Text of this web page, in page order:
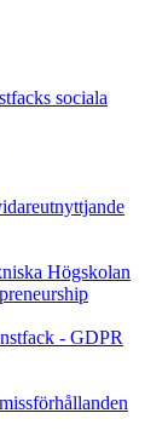
sociala
Högskolan
- GDPR